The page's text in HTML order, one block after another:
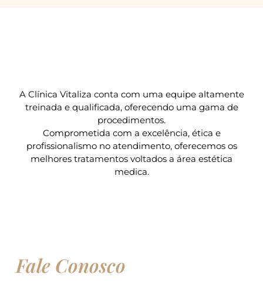
A Clínica Vitaliza conta com uma equipe altamente
treinada e qualificada, oferecendo uma gama de
procedimentos.
Comprometida com a excelência, ética e
profissionalismo no atendimento, oferecemos os
melhores tratamentos voltados a área estética
medica.
Fale Conosco